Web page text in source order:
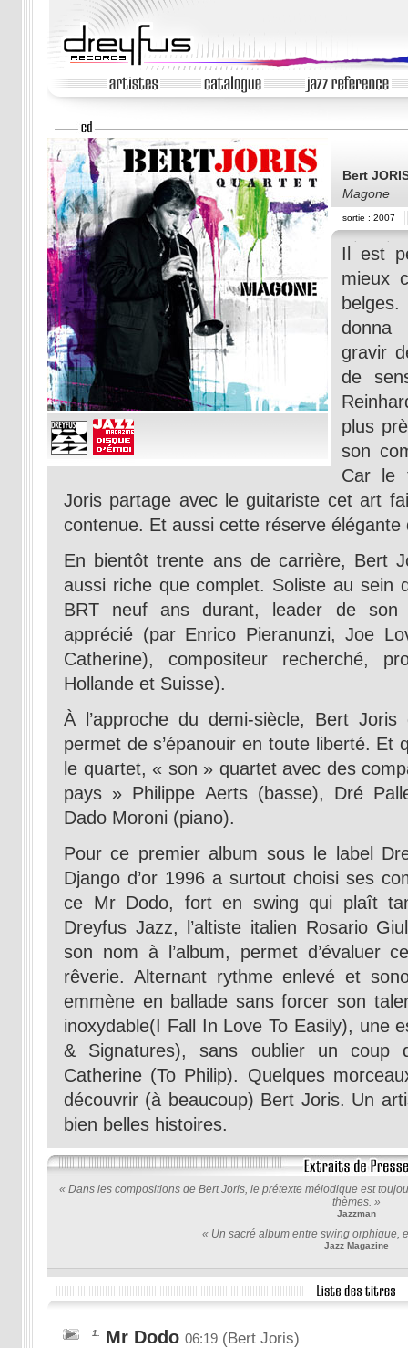
Bert
Magone
sortie : 2007
Il est
mieux
donna
gravir
de
plus
son
Car le
Joris partage avec le guitariste cet art
contenue. Et aussi cette réserve
En bientôt trente ans de carrière, Bert
aussi riche que complet. Soliste au sein
BRT neuf ans durant, leader de son
apprécié (par Enrico Pieranunzi, Joe
Catherine), compositeur recherché,
Hollande et Suisse).
À l’approche du demi-siècle, Bert
permet de s’épanouir en toute liberté. Et
le quartet, « son » quartet avec des
pays » Philippe Aerts (basse), Dré
Dado Moroni (piano).
Pour ce premier album sous le label
Django d’or 1996 a surtout choisi ses
ce Mr Dodo, fort en swing qui plaît
Dreyfus Jazz, l’altiste italien Rosario
son nom à l’album, permet d’évaluer
rêverie. Alternant rythme enlevé et
emmène en ballade sans forcer son
inoxydable(I Fall In Love To Easily), une
& Signatures), sans oublier un coup
Catherine (To Philip). Quelques
découvrir (à beaucoup) Bert Joris. Un
bien belles histoires.
« Dans les compositions de Bert Joris, le prétexte mélodique est
thèmes. »
Jazzman
« Un sacré album entre swing orphique,
Jazz Magazine
1. Mr Dodo 06:19 (Bert Joris)